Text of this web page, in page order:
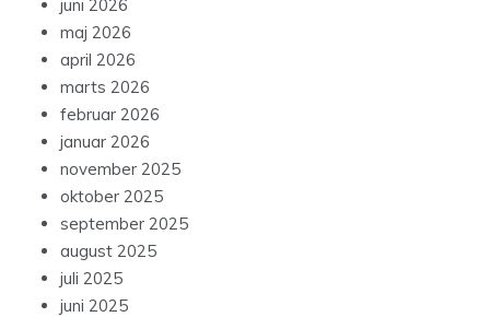
juni 2026
maj 2026
april 2026
marts 2026
februar 2026
januar 2026
november 2025
oktober 2025
september 2025
august 2025
juli 2025
juni 2025